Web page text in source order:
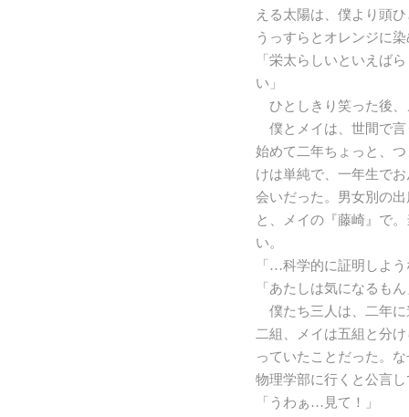
える太陽は、僕より頭
うっすらとオレンジに
「栄太らしいといえば
い」
ひとしきり笑った後、
僕とメイは、世間で言
始めて二年ちょっと、
けは単純で、一年生で
会いだった。男女別の
と、メイの『藤崎』で
い。
「…科学的に証明しよ
「あたしは気になるも
僕たち三人は、二年に
二組、メイは五組と分
っていたことだった。
物理学部に行くと公言
「うわぁ…見て！」